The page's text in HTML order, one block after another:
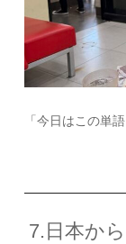
「今日はこの単
7.日本か